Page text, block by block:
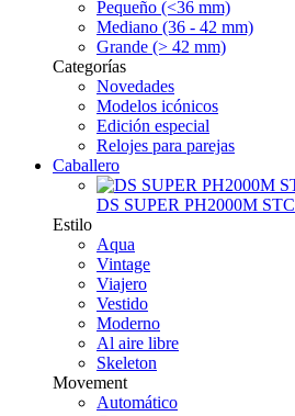
Pequeño (<36 mm)
Mediano (36 - 42 mm)
Grande (> 42 mm)
Categorías
Novedades
Modelos icónicos
Edición especial
Relojes para parejas
Caballero
DS SUPER PH2000M STC
Estilo
Aqua
Vintage
Viajero
Vestido
Moderno
Al aire libre
Skeleton
Movement
Automático